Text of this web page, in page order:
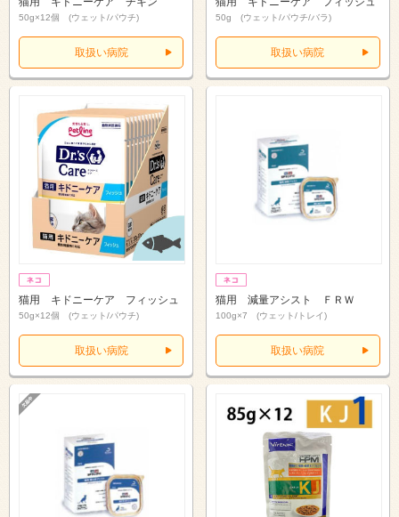
50g×12個 (ウェット/パウチ)
取扱い病院
50g (ウェット/パウチ/バラ)
取扱い病院
猫用 キドニーケア フィッシュ
50g×12個 (ウェット/パウチ)
取扱い病院
猫用 減量アシスト ＦＲＷ
100g×7 (ウェット/トレイ)
取扱い病院